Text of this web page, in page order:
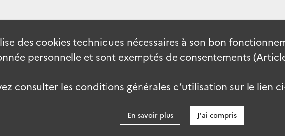
des cookies techniques nécessaires à son bon
personnelle et sont exemptés de consentements
consulter les conditions générales d’utilisation sur le lien
En savoir plus J'ai compris